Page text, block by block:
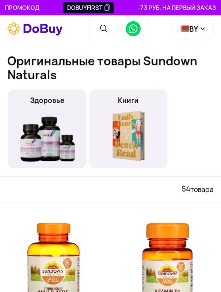
ПРОМОКОД DOBUYFIRST -73 РУБ. НА ПЕРВЫЙ ЗАКАЗ
BY
Оригинальные товары Sundown
Naturals
Здоровье Книги
54товара